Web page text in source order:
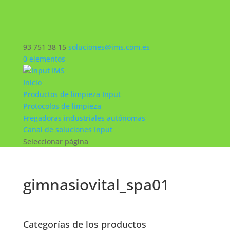
93 751 38 15 soluciones@ims.com.es
0 elementos
Inicio
Productos de limpieza Input
Protocolos de limpieza
Fregadoras industriales autónomas
Canal de soluciones Input
Seleccionar página
gimnasiovital_spa01
Categorías de los productos